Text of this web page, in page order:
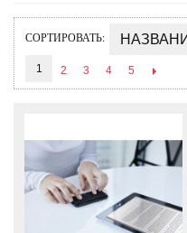
СОРТИРОВАТЬ
1 2 3 4 5